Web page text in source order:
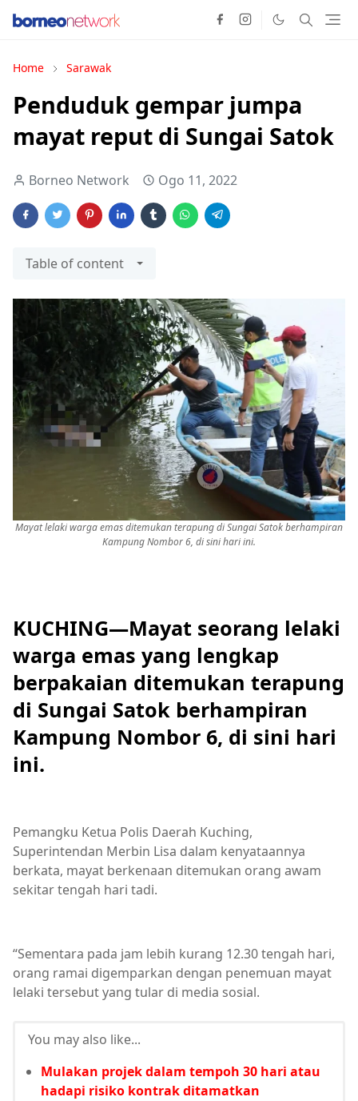
Home Sarawak
Penduduk gempar jumpa
mayat reput di Sungai Satok
Borneo Network Ogo 11, 2022
Table of content
Mayat lelaki warga emas ditemukan terapung di Sungai Satok berhampiran
Kampung Nombor 6, di sini hari ini.
KUCHING—Mayat seorang lelaki
warga emas yang lengkap
berpakaian ditemukan terapung
di Sungai Satok berhampiran
Kampung Nombor 6, di sini hari
ini.
Pemangku Ketua Polis Daerah Kuching,
Superintendan Merbin Lisa dalam kenyataannya
berkata, mayat berkenaan ditemukan orang awam
sekitar tengah hari tadi.
“Sementara pada jam lebih kurang 12.30 tengah hari,
orang ramai digemparkan dengan penemuan mayat
lelaki tersebut yang tular di media sosial.
You may also like...
Mulakan projek dalam tempoh 30 hari atau
hadapi risiko kontrak ditamatkan